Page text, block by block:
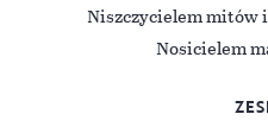
Niszczycielem mitów
Nosicielem